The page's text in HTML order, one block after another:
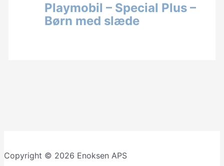
Playmobil – Special Plus –
Børn med slæde
Copyright © 2026 Enoksen APS